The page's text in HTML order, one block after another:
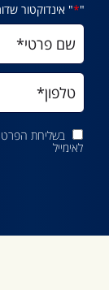
"
*" אינדוקטור
בשליחת
לאימייל